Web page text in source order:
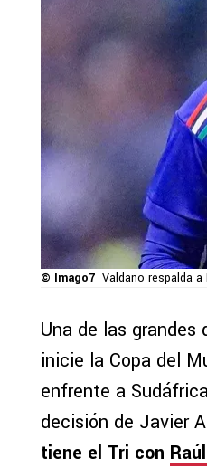
© Imago7 Valdano respalda a
Una de las
inicie la Copa del
enfrente a
decisión de Javier
tiene el Tri con